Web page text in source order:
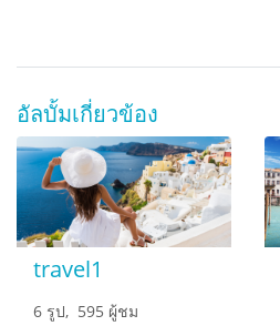
อัลบั้มเกี่ยวข้อง
travel1
6 รูป, 595 ผู้ชม